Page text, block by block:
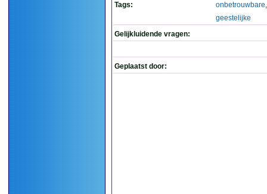
Tags:
onbetrouwbare,
geestelijke
Gelijkluidende vragen:
Geplaatst door: